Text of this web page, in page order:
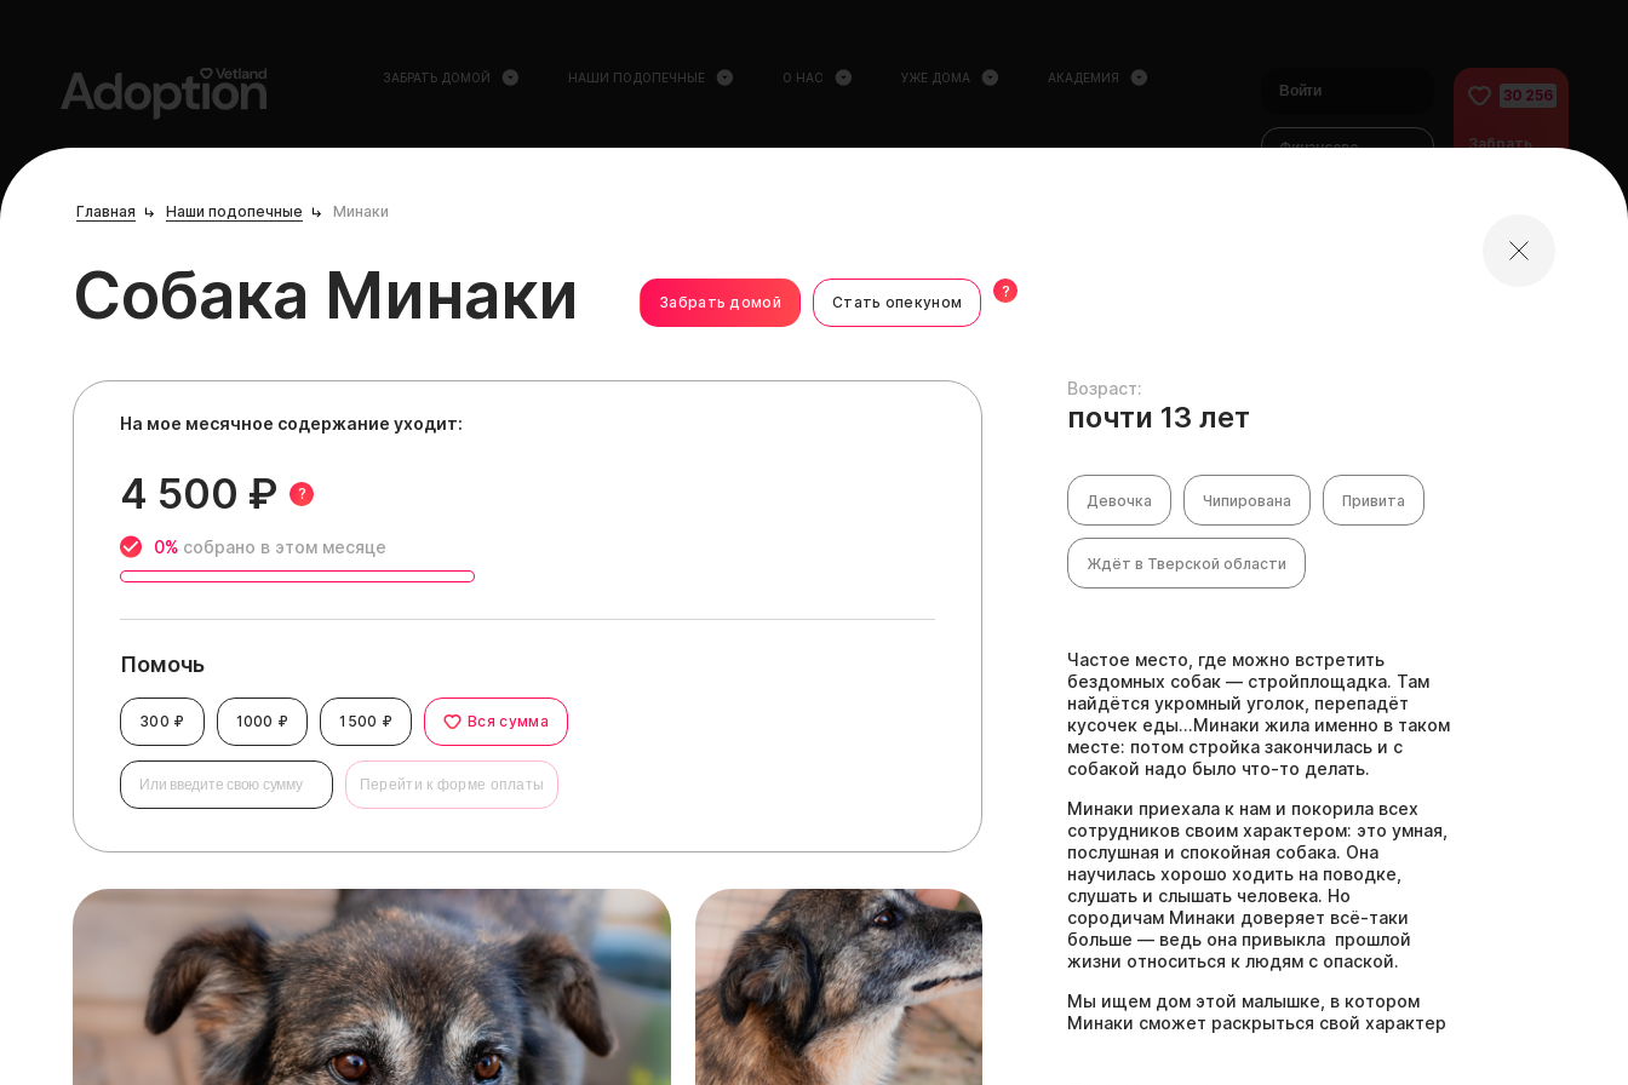
ЗАБРАТЬ ДОМОЙ НАШИ ПОДОПЕЧНЫЕ О НАС УЖЕ ДОМА АКАДЕМИЯ
Войти
Финансово
30 256
Забрать
Главная
Наши подопечные Минаки
Собака Минаки Забрать домой Стать опекуном
?
На мое месячное содержание уходит:
4 500 ₽ ?
0% собрано в этом месяце
Помочь
300 ₽ 1000 ₽ 1500 ₽ Вся сумма
Перейти к форме оплаты
Возраст:
почти 13 лет
Девочка Чипирована Привита
Ждёт в Тверской области
Частое место, где можно встретить
бездомных собак — стройплощадка. Там
найдётся укромный уголок, перепадёт
кусочек еды...Минаки жила именно в таком
месте: потом стройка закончилась и с
собакой надо было что-то делать.
Минаки приехала к нам и покорила всех
сотрудников своим характером: это умная,
послушная и спокойная собака. Она
научилась хорошо ходить на поводке,
слушать и слышать человека. Но
сородичам Минаки доверяет всё-таки
больше — ведь она привыкла прошлой
жизни относиться к людям с опаской.
Мы ищем дом этой малышке, в котором
Минаки сможет раскрыться свой характер